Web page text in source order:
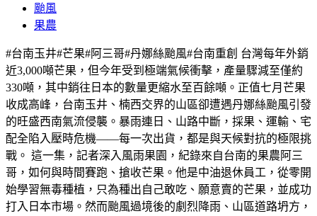
颱風
果農
#台南玉井#芒果#阿三哥#丹娜絲颱風#台南重創 台灣每年外銷
近3,000噸芒果，但今年受到極端氣候衝擊，產量驟減至僅約
330噸，其中銷往日本的數量更縮水至百餘噸。正值七月芒果
收成高峰，台南玉井、楠西交界的山區卻遭遇丹娜絲颱風引發
的旺盛西南氣流侵襲。暴雨連日、山路中斷，採果、運輸、宅
配全陷入壓時危機——每一次出貨，都是與天候對抗的極限挑
戰。 這一集，記者深入風雨果園，紀錄來自台南的果農阿三
哥，如何與時間賽跑、搶收芒果。他是中油退休員工，從零開
始學習無毒種植，只為種出自己敢吃、願意賣的芒果，並成功
打入日本市場。然而颱風過境後的劇烈降雨、山區道路坍方，